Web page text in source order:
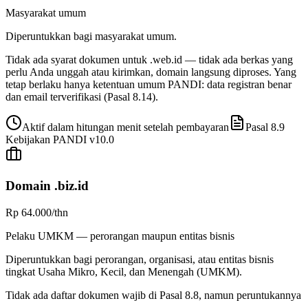
Masyarakat umum
Diperuntukkan bagi masyarakat umum.
Tidak ada syarat dokumen untuk .web.id — tidak ada berkas yang
perlu Anda unggah atau kirimkan, domain langsung diproses. Yang
tetap berlaku hanya ketentuan umum PANDI: data registran benar
dan email terverifikasi (Pasal 8.14).
Aktif dalam hitungan menit setelah pembayaran
Pasal 8.9
Kebijakan PANDI v10.0
Domain .biz.id
Rp 64.000/thn
Pelaku UMKM — perorangan maupun entitas bisnis
Diperuntukkan bagi perorangan, organisasi, atau entitas bisnis
tingkat Usaha Mikro, Kecil, dan Menengah (UMKM).
Tidak ada daftar dokumen wajib di Pasal 8.8, namun peruntukannya